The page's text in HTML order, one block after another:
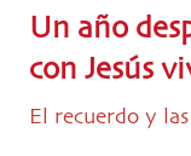
Un año
con Jesús
El recuerdo y